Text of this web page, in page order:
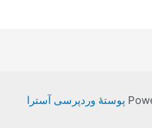
پوستهٔ وردپرسی آسترا